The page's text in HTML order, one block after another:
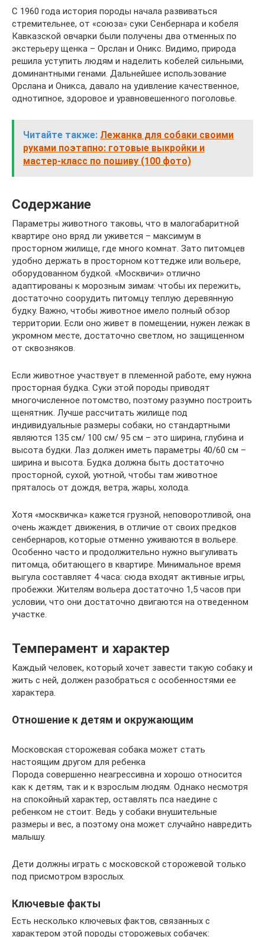
С 1960 года история породы начала развиваться
стремительнее, от «союза» суки Сенбернара и кобеля
Кавказской овчарки были получены два отменных по
экстерьеру щенка – Орслан и Оникс. Видимо, природа
решила уступить людям и наделить кобелей сильными,
доминантными генами. Дальнейшее использование
Орслана и Оникса, давало на удивление качественное,
однотипное, здоровое и уравновешенного поголовье.
Читайте также: Лежанка для собаки своими
руками поэтапно: готовые выкройки и
мастер-класс по пошиву (100 фото)
Содержание
Параметры животного таковы, что в малогабаритной
квартире оно вряд ли уживется – максимум в
просторном жилище, где много комнат. Зато питомцев
удобно держать в просторном коттедже или вольере,
оборудованном будкой. «Москвичи» отлично
адаптированы к морозным зимам: чтобы их пережить,
достаточно соорудить питомцу теплую деревянную
будку. Важно, чтобы животное имело полный обзор
территории. Если оно живет в помещении, нужен лежак в
укромном месте, достаточно светлом, но защищенном
от сквозняков.
Если животное участвует в племенной работе, ему нужна
просторная будка. Суки этой породы приводят
многочисленное потомство, поэтому разумно построить
щенятник. Лучше рассчитать жилище под
индивидуальные размеры собаки, но стандартными
являются 135 см/ 100 см/ 95 см – это ширина, глубина и
высота будки. Лаз должен иметь параметры 40/60 см –
ширина и высота. Будка должна быть достаточно
просторной, сухой, уютной, чтобы там животное
пряталось от дождя, ветра, жары, холода.
Хотя «москвичка» кажется грузной, неповоротливой, она
очень жаждет движения, в отличие от своих предков
сенбернаров, которые отменно уживаются в вольере.
Особенно часто и продолжительно нужно выгуливать
питомца, обитающего в квартире. Минимальное время
выгула составляет 4 часа: сюда входят активные игры,
пробежки. Жителям вольера достаточно 1,5 часов при
условии, что они достаточно двигаются на отведенном
участке.
Темперамент и характер
Каждый человек, который хочет завести такую собаку и
жить с ней, должен разобраться с особенностями ее
характера.
Отношение к детям и окружающим
Московская сторожевая собака может стать
настоящим другом для ребенка
Порода совершенно неагрессивна и хорошо относится
как к детям, так и к взрослым людям. Однако несмотря
на спокойный характер, оставлять пса наедине с
ребенком не стоит. Ведь у собаки внушительные
размеры и вес, а поэтому она может случайно навредить
малышу.
Дети должны играть с московской сторожевой только
под присмотром взрослых.
Ключевые факты
Есть несколько ключевых фактов, связанных с
характером этой породы сторожевых собачек: